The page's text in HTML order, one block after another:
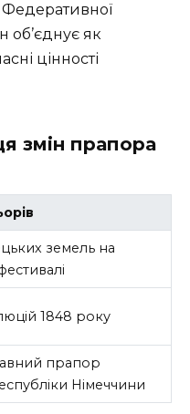
Федеративної
об’єднує як
цінності
змін прапора
земель на
1848 року
прапор
Німеччини